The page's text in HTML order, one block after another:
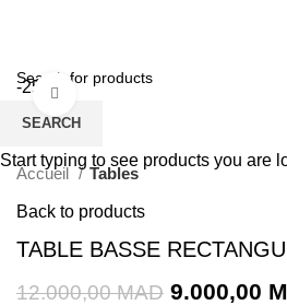
-25%
Accueil Tables
Back to products
TABLE BASSE
12.000,00MAD 9.000,00
SEARCH
Start typing to see products you are